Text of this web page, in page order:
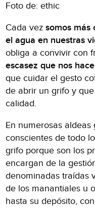
Foto de: ethic
Cada vezsomos más
el agua en nuestras
obliga a convivir con
escasez que nos
que cuidar el gesto
de abrir un grifo y
calidad.
En numerosas
conscientes de todo
grifo porque son los
encargan de la
denominadas traídas
de los manantiales u
hasta su depósito,